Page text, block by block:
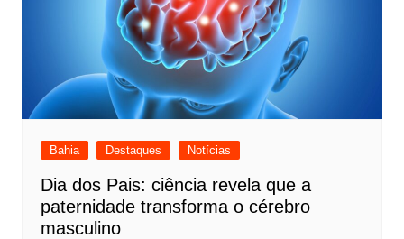
Bahia Destaques Notícias
Dia dos Pais: ciência revela que a
paternidade transforma o cérebro
masculino